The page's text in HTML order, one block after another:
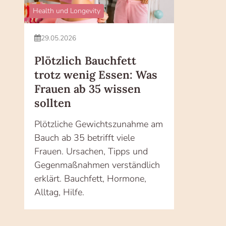
Health und Longevity
29.05.2026
Plötzlich Bauchfett
trotz wenig Essen: Was
Frauen ab 35 wissen
sollten
Plötzliche Gewichtszunahme am
Bauch ab 35 betrifft viele
Frauen. Ursachen, Tipps und
Gegenmaßnahmen verständlich
erklärt. Bauchfett, Hormone,
Alltag, Hilfe.